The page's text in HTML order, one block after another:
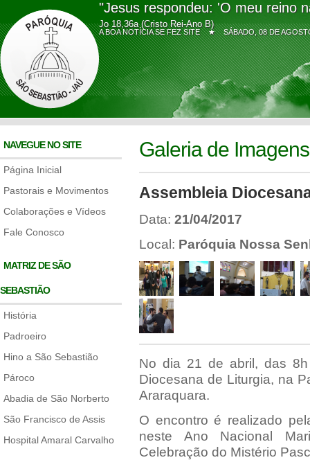
"Jesus respondeu: 'O meu reino
Jo 18,36a (Cristo Rei-Ano B)
A BOA NOTÍCIA SE FEZ SITE ★SÁBADO, 08 DE
NAVEGUE NO SITE
Página Inicial
Pastorais e Movimentos
Colaborações e Vídeos
Fale Conosco
MATRIZ DE SÃO
SEBASTIÃO
História
Padroeiro
Hino a São Sebastião
Pároco
Abadia de São Norberto
São Francisco de Assis
Hospital Amaral Carvalho
Galeria de Imagens
Assembleia
Data: 21/04/2017
Local: Paróquia Nossa
No dia 21 de abril, das
Diocesana de Liturgia, na
Araraquara.
O encontro é realizado
neste Ano Nacional
Celebração do Mistério